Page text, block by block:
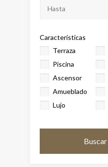
Características
Terraza
Piscina
Ascensor
Amueblado
Lujo
Buscar